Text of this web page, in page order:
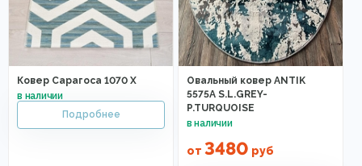
Ковер Сарагоса 1070 X
Овальный ковер ANTIK
5575A S.L.GREY-
P.TURQUOISE
от 3480 руб